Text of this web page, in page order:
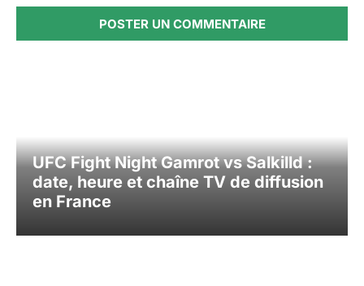
UFC Fight Night Gamrot vs Salkilld :
date, heure et chaîne TV de diffusion
en France